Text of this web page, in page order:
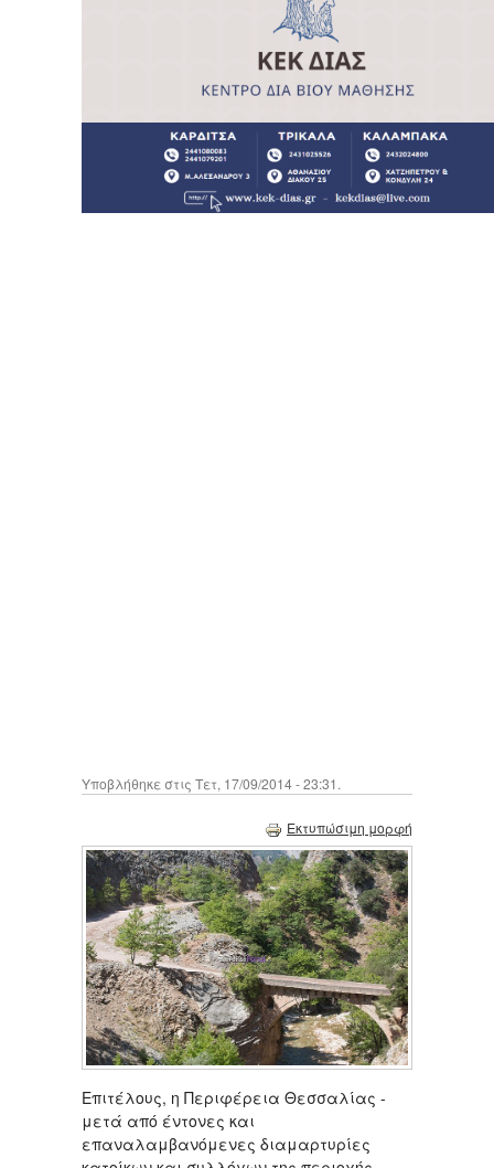
Υποβλήθηκε στις Τετ, 17/09/2014 - 23:31.
Εκτυπώσιμη μορφή
Επιτέλους, η Περιφέρεια Θεσσαλίας -
μετά από έντονες και
επαναλαμβανόμενες διαμαρτυρίες